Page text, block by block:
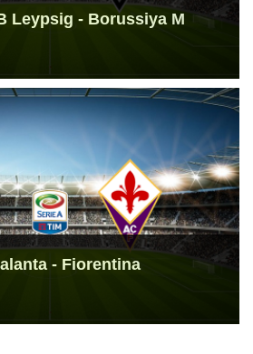
Leypsig - Borussiya M
- Fiorentina